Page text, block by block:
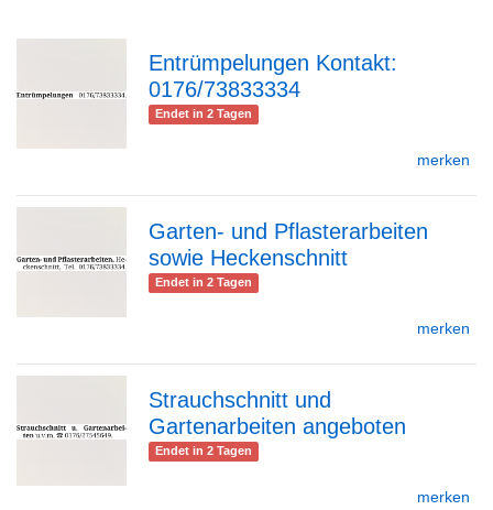
zur
Entrümpelungen Kontakt:
0176/73833334
Endet in 2 Tagen
merken
zur
Garten- und Pflasterarbeiten
sowie Heckenschnitt
Endet in 2 Tagen
merken
zur
Strauchschnitt und
Gartenarbeiten angeboten
Endet in 2 Tagen
merken